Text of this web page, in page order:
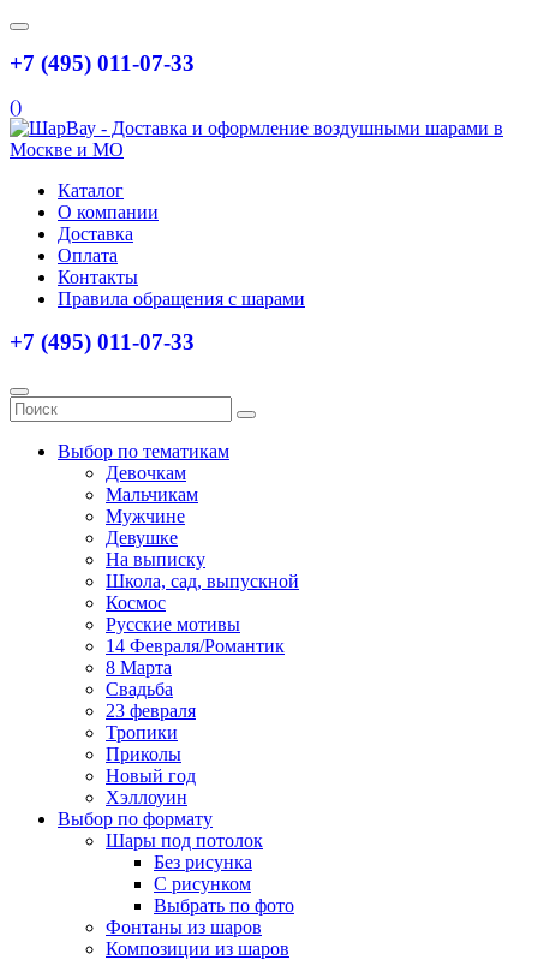
+7 (495) 011-07-33
()
Каталог
О компании
Доставка
Оплата
Контакты
Правила обращения с шарами
+7 (495) 011-07-33
Выбор по тематикам
Девочкам
Мальчикам
Мужчине
Девушке
На выписку
Школа, сад, выпускной
Космос
Русские мотивы
14 Февраля/Романтик
8 Марта
Свадьба
23 февраля
Тропики
Приколы
Новый год
Хэллоуин
Выбор по формату
Шары под потолок
Без рисунка
С рисунком
Выбрать по фото
Фонтаны из шаров
Композиции из шаров